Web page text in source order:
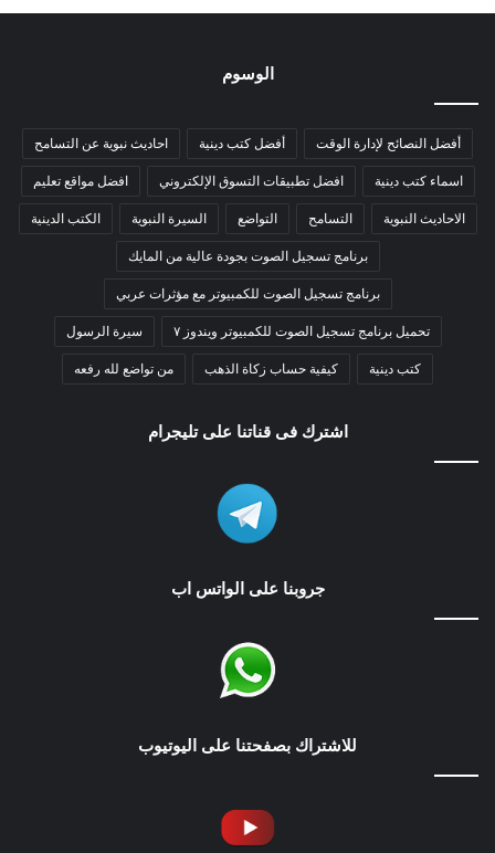
الوسوم
أفضل النصائح لإدارة الوقت أفضل كتب دينية احاديث نبوية عن التسامح
اسماء كتب دينية افضل تطبيقات التسوق الإلكتروني افضل مواقع تعليم
الاحاديث النبوية التسامح التواضع السيرة النبوية الكتب الدينية
برنامج تسجيل الصوت بجودة عالية من المايك
برنامج تسجيل الصوت للكمبيوتر مع مؤثرات عربي
تحميل برنامج تسجيل الصوت للكمبيوتر ويندوز ٧ سيرة الرسول
كتب دينية كيفية حساب زكاة الذهب من تواضع لله رفعه
اشترك فى قناتنا على تليجرام
جروبنا على الواتس اب
للاشتراك بصفحتنا على اليوتيوب